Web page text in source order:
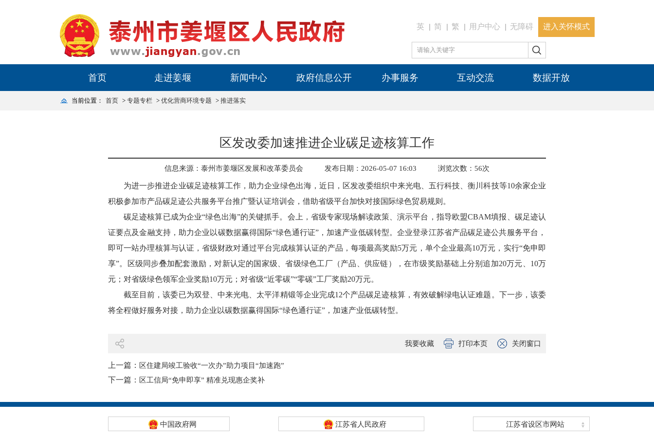
英 简 繁 用户中心 无障碍 进入关怀模式
首页 走进姜堰 新闻中心 政府信息公开 办事服务 互动交流 数据开放
当前位置： 首页 > 专题专栏 > 优化营商环境专题 > 推进落实
区发改委加速推进企业碳足迹核算工作
信息来源：泰州市姜堰区发展和改革委员会 发布日期：2026-05-07 16:03 浏览次数： 56次
为进一步推进企业碳足迹核算工作，助力企业绿色出海，近日，区发改委组织中来光电、五行科技、衡川科技等10余家企业
积极参加市产品碳足迹公共服务平台推广暨认证培训会，借助省级平台加快对接国际绿色贸易规则。
碳足迹核算已成为企业“绿色出海”的关键抓手。会上，省级专家现场解读政策、演示平台，指导欧盟CBAM填报、碳足迹认
证要点及金融支持，助力企业以碳数据赢得国际“绿色通行证”，加速产业低碳转型。企业登录江苏省产品碳足迹公共服务平台，
即可一站办理核算与认证，省级财政对通过平台完成核算认证的产品，每项最高奖励5万元，单个企业最高10万元，实行“免申即
享”。区级同步叠加配套激励，对新认定的国家级、省级绿色工厂（产品、供应链），在市级奖励基础上分别追加20万元、10万
元；对省级绿色领军企业奖励10万元；对省级“近零碳”“零碳”工厂奖励20万元。
截至目前，该委已为双登、中来光电、太平洋精锻等企业完成12个产品碳足迹核算，有效破解绿电认证难题。 下一步，该委
将全程做好服务对接，助力企业以碳数据赢得国际“绿色通行证”，加速产业低碳转型。
我要收藏 打印本页 关闭窗口
上一篇： 区住建局竣工验收“一次办”助力项目“加速跑”
下一篇： 区工信局“免申即享” 精准兑现惠企奖补
中国政府网 江苏省人民政府 江苏省设区市网站